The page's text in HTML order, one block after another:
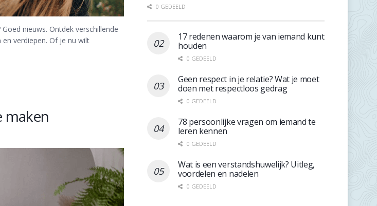
nieuws. Ontdek verschillende
verdiepen. Of je nu wilt
maken
0 GEDEELD
17 redenen waarom je van iemand kunt
houden
0 GEDEELD
Geen respect in je relatie? Wat je moet
doen met respectloos gedrag
0 GEDEELD
78 persoonlijke vragen om iemand te
leren kennen
0 GEDEELD
Wat is een verstandshuwelijk? Uitleg,
voordelen en nadelen
0 GEDEELD